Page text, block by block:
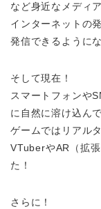
など身近なメディ
インターネットの
発信できるように
そして現在！
スマートフォンや
に自然に溶け込ん
ゲームではリアル
VTuberやAR（拡
た！
さらに！